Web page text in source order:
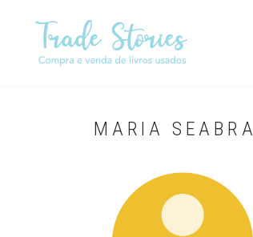
conteúdo
MARIA SEABRA